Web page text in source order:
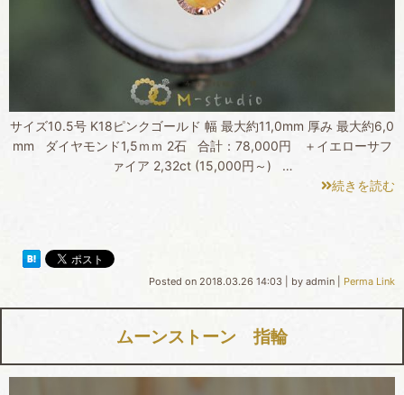
サイズ10.5号 K18ピンクゴールド 幅 最大約11,0mm 厚み 最大約6,0
mm ダイヤモンド1,5ｍｍ 2石 合計：78,000円 ＋イエローサフ
ァイア 2,32ct (15,000円～) …
続きを読む
Posted on 2018.03.26 14:03 by admin Perma Link
ムーンストーン 指輪